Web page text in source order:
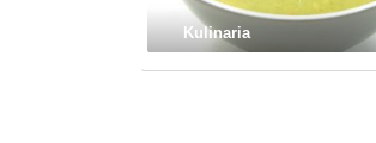
Kulinaria